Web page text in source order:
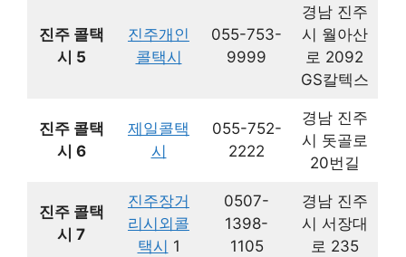
진주 콜택
시 5
진주개인
콜택시
055-753-
9999
경남 진주
시 월아산
로 2092
GS칼텍스
진주 콜택
시 6
제일콜택
시
055-752-
2222
경남 진주
시 돗골로
20번길
진주 콜택
시 7
진주장거
리시외콜
택시 1
0507-
1398-
1105
경남 진주
시 서장대
로 235